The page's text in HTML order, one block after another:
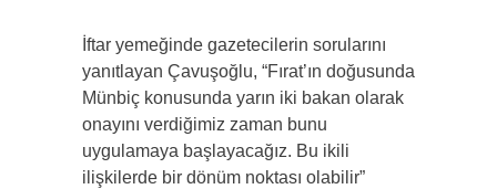
İftar yemeğinde gazetecilerin sorularını
yanıtlayan Çavuşoğlu, “Fırat’ın doğusunda
Münbiç konusunda yarın iki bakan olarak
onayını verdiğimiz zaman bunu
uygulamaya başlayacağız. Bu ikili
ilişkilerde bir dönüm noktası olabilir”